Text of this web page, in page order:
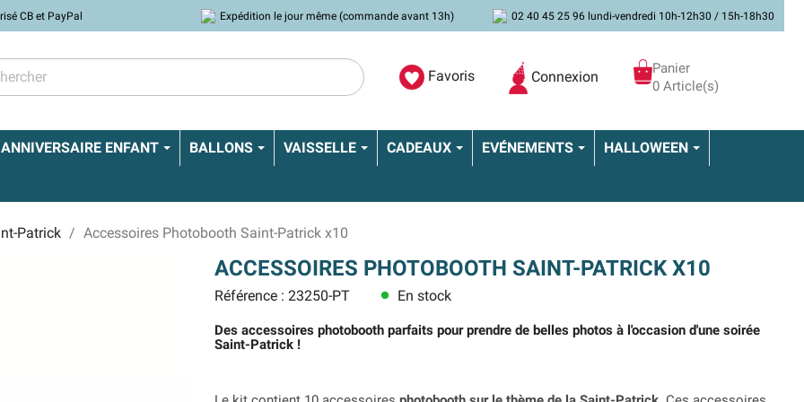
CB et PayPal Expédition le jour même (commande avant 13h) 02 40 45 25 96 lundi-vendredi 10h-12h30 / 15h-18h30
Favoris Connexion
Panier
0 Article(s)
ANNIVERSAIRE ENFANT BALLONS VAISSELLE CADEAUX EVÉNEMENTS HALLOWEEN
Patrick Accessoires Photobooth Saint-Patrick x10
ACCESSOIRES PHOTOBOOTH SAINT-PATRICK X10
Référence : 23250-PT lens En stock
Des accessoires photobooth parfaits pour prendre de belles photos à l'occasion d'une soirée
Saint-Patrick !